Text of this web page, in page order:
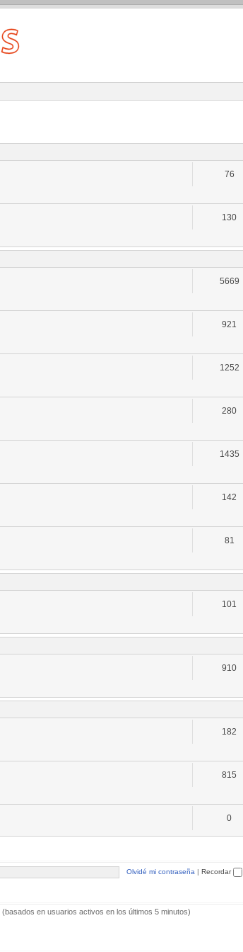
76
130
5669
921
1252
280
1435
142
81
101
910
182
815
0
Olvidé mi contraseña | Recordar
en usuarios activos en los últimos 5 minutos)